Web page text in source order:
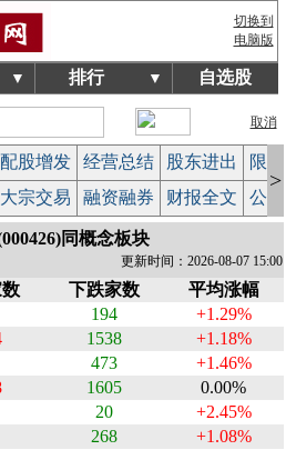
切换到
电脑版
▼ 排行 ▼ 自选股
取消
配股增发 经营总结 股东进出
限
大宗交易 融资融券 财报全文 公
>
同概念板块
更新时间：2026-08-07 15:00
数 下跌家数
平均涨幅
194
+1.29%
1538
+1.18%
473
+1.46%
1605
0.00%
20
+2.45%
268
+1.08%